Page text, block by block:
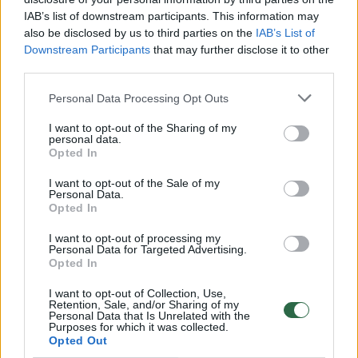
IAB’s list of downstream participants. This information may
also be disclosed by us to third parties on the IAB’s List of
Downstream Participants that may further disclose it to other
Personal Data Processing Opt Outs
I want to opt-out of the Sharing of my
personal data.
Opted In
I want to opt-out of the Sale of my
Personal Data.
Opted In
I want to opt-out of processing my
Personal Data for Targeted Advertising.
Opted In
I want to opt-out of Collection, Use,
Retention, Sale, and/or Sharing of my
Personal Data that Is Unrelated with the
Purposes for which it was collected.
Opted Out
vaiko gyvybių išgelbėti nepavyko
Žinios | Lietuvos diena
00:00:57
Savaitės vidurys nusimato karštas: temperatūra kils iki
32 laipsnių šilumos
Žinios | Orai
00:15:54
V. Zalužno pasisakymą laiko bandymu įsitvirtinti
Laidos | Nauja diena
K. Prunskienės brolis prisiminė jaudinančią akimirką
prieš mirtį: „Tai buvo simbolinis mūsų pagerbimo
ženklas“